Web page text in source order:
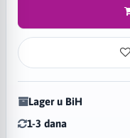
Lager u BiH
1-3 dana